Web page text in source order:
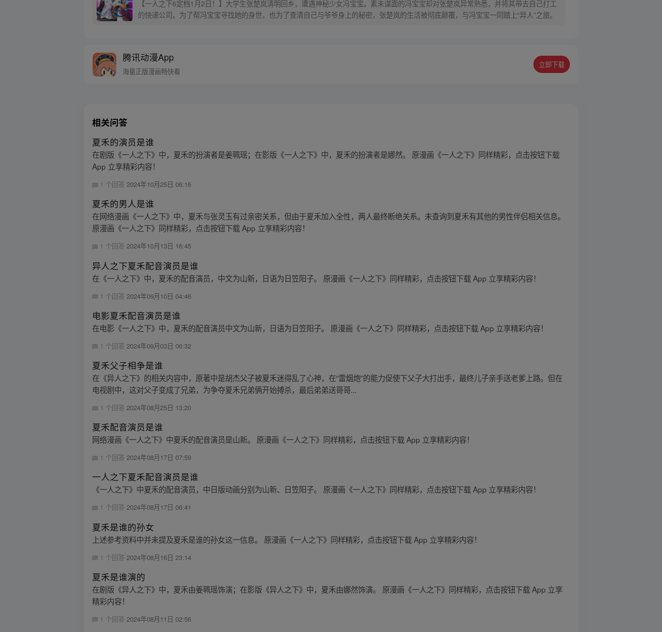
【一人之下6定档1月2日！】大学生张楚岚清明回乡，遭遇神秘少女冯宝宝。素未谋面的冯宝宝却对张楚岚异常熟悉，并将其带去自己打工
的快递公司。为了帮冯宝宝寻找她的身世，也为了查清自己与爷爷身上的秘密，张楚岚的生活被彻底颠覆，与冯宝宝一同踏上“异人”之旅。
腾讯动漫App
海量正版漫画畅快看
立即下载
相关问答
夏禾的演员是谁
在剧版《一人之下》中，夏禾的扮演者是姜珮瑶；在影版《一人之下》中，夏禾的扮演者是娜然。 原漫画《一人之下》同样精彩，点击按钮下载
App 立享精彩内容！
1 个回答2024年10月25日 06:16
夏禾的男人是谁
在网络漫画《一人之下》中，夏禾与张灵玉有过亲密关系，但由于夏禾加入全性，两人最终断绝关系。未查询到夏禾有其他的男性伴侣相关信息。
原漫画《一人之下》同样精彩，点击按钮下载 App 立享精彩内容！
1 个回答2024年10月13日 16:45
异人之下夏禾配音演员是谁
在《一人之下》中，夏禾的配音演员，中文为山新，日语为日笠阳子。 原漫画《一人之下》同样精彩，点击按钮下载 App 立享精彩内容！
1 个回答 2024年09月10日 04:46
电影夏禾配音演员是谁
在电影《一人之下》中，夏禾的配音演员中文为山新，日语为日笠阳子。 原漫画《一人之下》同样精彩，点击按钮下载 App 立享精彩内容！
1 个回答 2024年09月03日 06:32
夏禾父子相争是谁
在《异人之下》的相关内容中，原著中是胡杰父子被夏禾迷得乱了心神，在“雷烟炮”的能力促使下父子大打出手，最终儿子亲手送老爹上路。但在
电视剧中，这对父子变成了兄弟，为争夺夏禾兄弟俩开始搏杀，最后弟弟送哥哥...
1 个回答2024年08月25日 13:20
夏禾配音演员是谁
网络漫画《一人之下》中夏禾的配音演员是山新。 原漫画《一人之下》同样精彩，点击按钮下载 App 立享精彩内容！
1 个回答2024年08月17日 07:59
一人之下夏禾配音演员是谁
《一人之下》中夏禾的配音演员，中日版动画分别为山新、日笠阳子。 原漫画《一人之下》同样精彩，点击按钮下载 App 立享精彩内容！
1 个回答2024年08月17日 06:41
夏禾是谁的孙女
上述参考资料中并未提及夏禾是谁的孙女这一信息。 原漫画《一人之下》同样精彩，点击按钮下载 App 立享精彩内容！
1 个回答 2024年08月16日 23:14
夏禾是谁演的
在剧版《异人之下》中，夏禾由姜珮瑶饰演；在影版《异人之下》中，夏禾由娜然饰演。 原漫画《一人之下》同样精彩，点击按钮下载 App 立享
精彩内容！
1 个回答 2024年08月11日 02:56